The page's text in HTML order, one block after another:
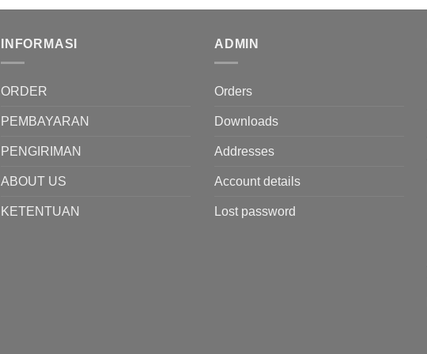
INFORMASI
ORDER
PEMBAYARAN
PENGIRIMAN
ABOUT US
KETENTUAN
ADMIN
Orders
Downloads
Addresses
Account details
Lost password